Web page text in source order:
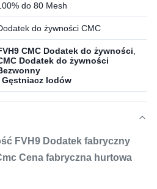
do 80 Mesh
do żywności CMC
CMC Dodatek do żywności
Dodatek do żywności
Gęstniacz lodów
FVH9 Dodatek fabryczny
Cena fabryczna hurtowa